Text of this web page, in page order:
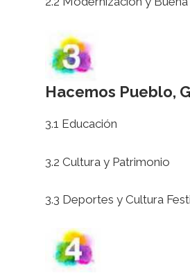
Hacemos Pueblo,
3.1 Educación
3.2 Cultura y Patrimonio
3.3 Deportes y Cultura